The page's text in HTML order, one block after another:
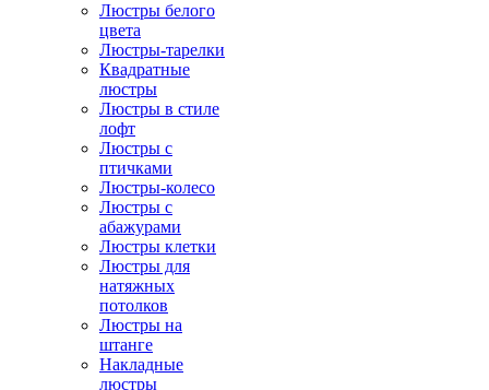
Люстры белого
цвета
Люстры-тарелки
Квадратные
люстры
Люстры в стиле
лофт
Люстры с
птичками
Люстры-колесо
Люстры с
абажурами
Люстры клетки
Люстры для
натяжных
потолков
Люстры на
штанге
Накладные
люстры